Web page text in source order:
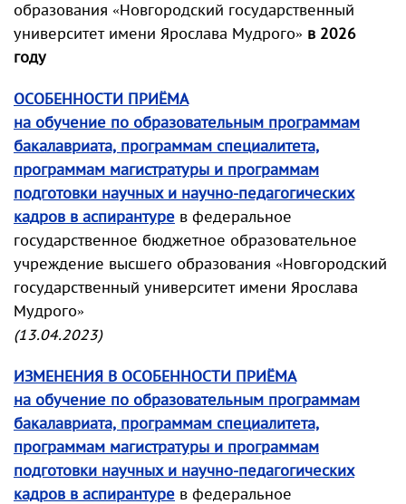
образования «Новгородский государственный
университет имени Ярослава Мудрого» в 2026
году
ОСОБЕННОСТИ ПРИЁМА
на обучение по образовательным программам
бакалавриата, программам специалитета,
программам магистратуры и программам
подготовки научных и научно-педагогических
кадров в аспирантуре в федеральное
государственное бюджетное образовательное
учреждение высшего образования «Новгородский
государственный университет имени Ярослава
Мудрого»
(13.04.2023)
ИЗМЕНЕНИЯ В ОСОБЕННОСТИ ПРИЁМА
на обучение по образовательным программам
бакалавриата, программам специалитета,
программам магистратуры и программам
подготовки научных и научно-педагогических
кадров в аспирантуре в федеральное